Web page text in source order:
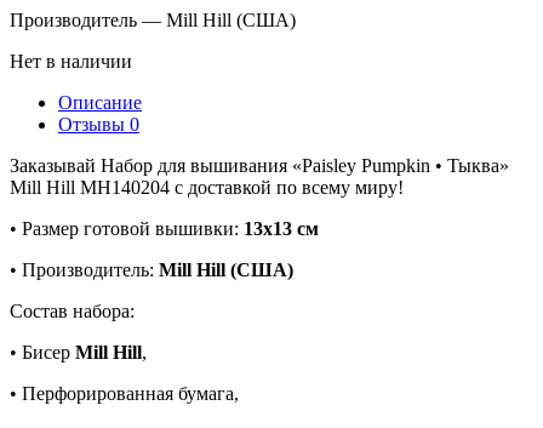
Производитель — Mill Hill (США)
Нет в наличии
Описание
Отзывы 0
Заказывай Набор для вышивания «Paisley Pumpkin • Тыква»
Mill Hill MH140204 с доставкой по всему миру!
• Размер готовой вышивки: 13х13 см
• Производитель: Mill Hill (США)
Состав набора:
• Бисер Mill Hill,
• Перфорированная бумага,